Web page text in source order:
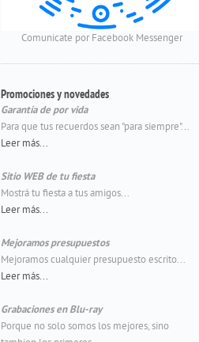
Comunicate por Facebook Messenger
Promociones y novedades
Garantía de por vida
Para que tus recuerdos sean "para siempre"...
Leer más...
Sitio WEB de tu fiesta
Mostrá tu fiesta a tus amigos...
Leer más...
Mejoramos presupuestos
Mejoramos cualquier presupuesto escrito...
Leer más...
Grabaciones en Blu-ray
Porque no solo somos los mejores, sino